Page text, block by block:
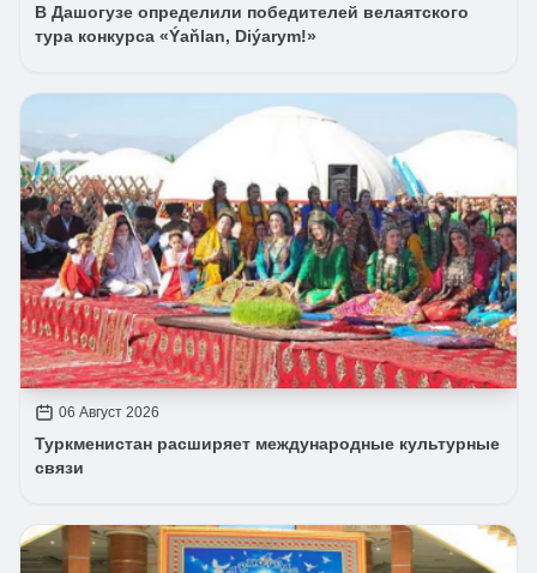
В Дашогузе определили победителей велаятского
тура конкурса «Ýaňlan, Diýarym!»
06 Август 2026
Туркменистан расширяет международные культурные
связи